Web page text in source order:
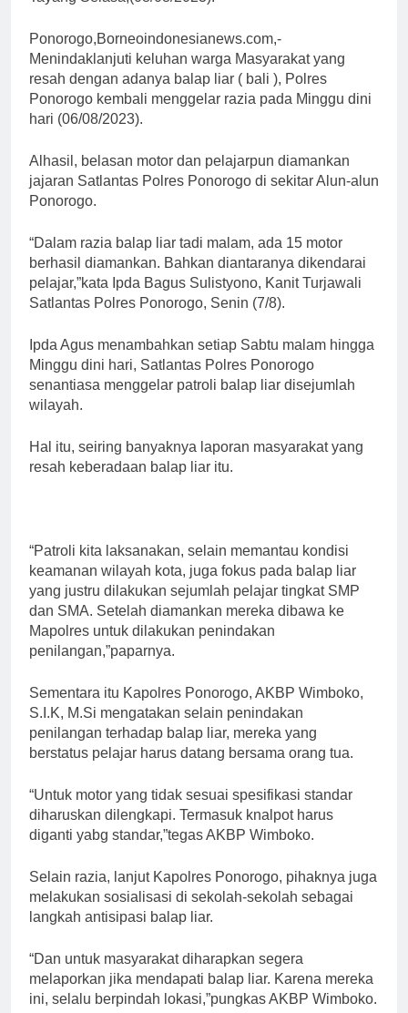
Ponorogo,Borneoindonesianews.com,-
Menindaklanjuti keluhan warga Masyarakat yang
resah dengan adanya balap liar ( bali ), Polres
Ponorogo kembali menggelar razia pada Minggu dini
hari (06/08/2023).
Alhasil, belasan motor dan pelajarpun diamankan
jajaran Satlantas Polres Ponorogo di sekitar Alun-alun
Ponorogo.
“Dalam razia balap liar tadi malam, ada 15 motor
berhasil diamankan. Bahkan diantaranya dikendarai
pelajar,”kata Ipda Bagus Sulistyono, Kanit Turjawali
Satlantas Polres Ponorogo, Senin (7/8).
Ipda Agus menambahkan setiap Sabtu malam hingga
Minggu dini hari, Satlantas Polres Ponorogo
senantiasa menggelar patroli balap liar disejumlah
wilayah.
Hal itu, seiring banyaknya laporan masyarakat yang
resah keberadaan balap liar itu.
“Patroli kita laksanakan, selain memantau kondisi
keamanan wilayah kota, juga fokus pada balap liar
yang justru dilakukan sejumlah pelajar tingkat SMP
dan SMA. Setelah diamankan mereka dibawa ke
Mapolres untuk dilakukan penindakan
penilangan,”paparnya.
Sementara itu Kapolres Ponorogo, AKBP Wimboko,
S.I.K, M.Si mengatakan selain penindakan
penilangan terhadap balap liar, mereka yang
berstatus pelajar harus datang bersama orang tua.
“Untuk motor yang tidak sesuai spesifikasi standar
diharuskan dilengkapi. Termasuk knalpot harus
diganti yabg standar,”tegas AKBP Wimboko.
Selain razia, lanjut Kapolres Ponorogo, pihaknya juga
melakukan sosialisasi di sekolah-sekolah sebagai
langkah antisipasi balap liar.
“Dan untuk masyarakat diharapkan segera
melaporkan jika mendapati balap liar. Karena mereka
ini, selalu berpindah lokasi,”pungkas AKBP Wimboko.